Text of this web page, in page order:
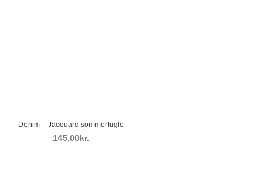
Denim – Jacquard sommerfugle
kr.